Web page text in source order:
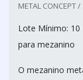
METAL CONCEPT
Lote Mínimo: 10
para mezanino
O mezanino